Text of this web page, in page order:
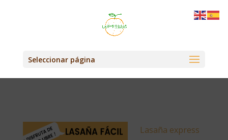
Seleccionar página
Lasaña express